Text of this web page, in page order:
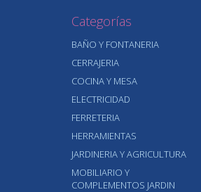
Categorías
BAÑO Y FONTANERIA
CERRAJERIA
COCINA Y MESA
ELECTRICIDAD
FERRETERIA
HERRAMIENTAS
JARDINERIA Y AGRICULTURA
MOBILIARIO Y
COMPLEMENTOS JARDIN